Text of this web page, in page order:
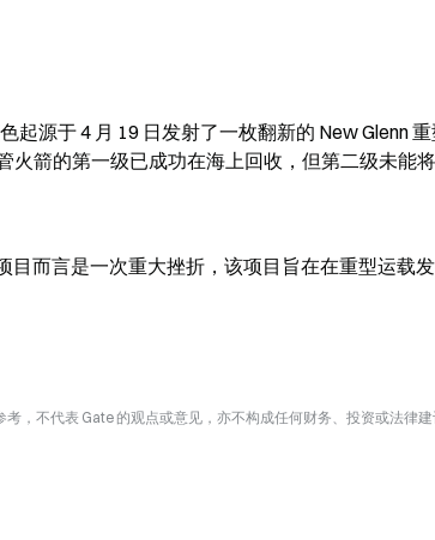
源于 4 月 19 日发射了一枚翻新的 New Glenn
火箭的第一级已成功在海上回收，但第二级未能
目而言是一次重大挫折，该项目旨在在重型运载发
，不代表 Gate 的观点或意见，亦不构成任何财务、投资或法律